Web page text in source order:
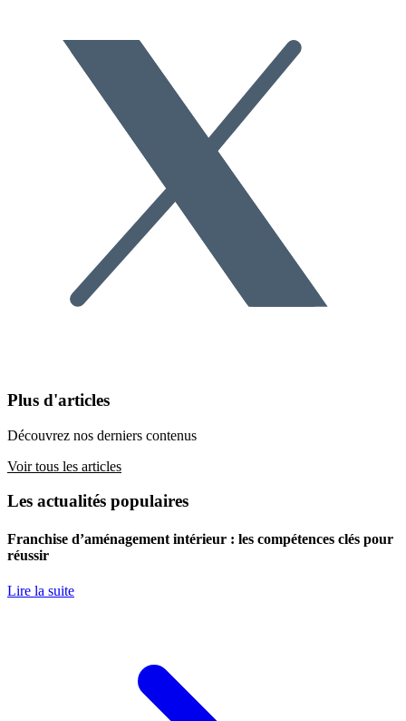
Plus d'articles
Découvrez nos derniers contenus
Voir tous les articles
Les actualités populaires
Franchise d’aménagement intérieur : les compétences clés pour
réussir
Lire la suite